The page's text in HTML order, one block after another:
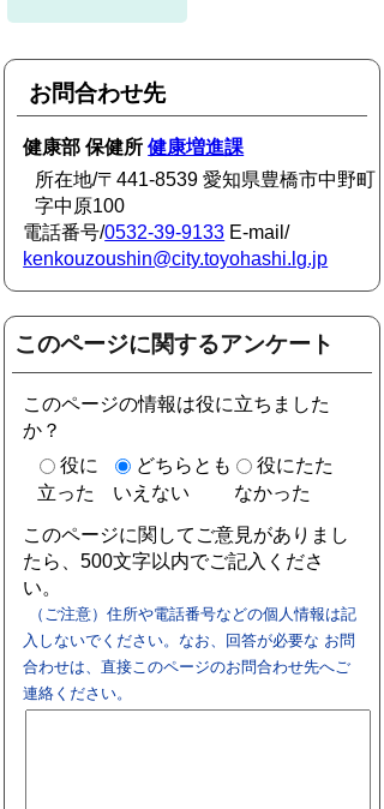
お問合わせ先
健康部 保健所健康増進課
所在地/〒441-8539 愛知県豊橋市中野町
字中原100
電話番号/0532-39-9133 E-mail/
kenkouzoushin@city.toyohashi.lg.jp
このページに関するアンケート
このページの情報は役に立ちました
か？
役に
立った
どちらとも
いえない
役にたた
なかった
このページに関してご意見がありまし
たら、500文字以内でご記入くださ
い。
（ご注意）住所や電話番号などの個人情報は記
入しないでください。なお、回答が必要な お問
合わせは、直接このページのお問合わせ先へご
連絡ください。